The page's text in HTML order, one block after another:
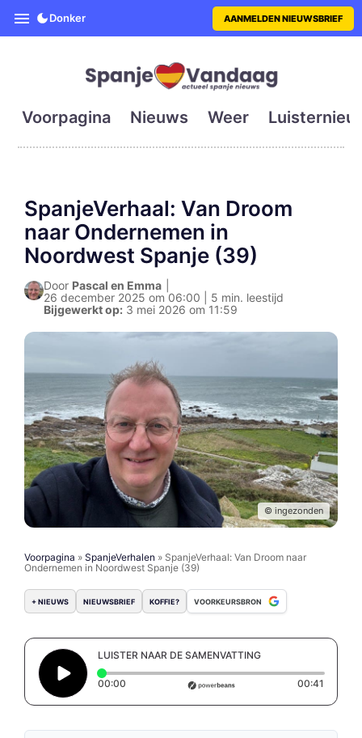
SpanjeVandaag is de eerste
Donker AANMELDEN NIEUWSBRIEF
Voorpagina Nieuws Weer
SpanjeVerhaal: Van Droom
naar Ondernemen in
Noordwest Spanje (39)
Door Pascal en Emma
26 december 2025 om 06:00 | 5 min. leestijd
Bijgewerkt op: 3 mei 2026 om 11:59
© ingezonden
Voorpagina » SpanjeVerhalen » SpanjeVerhaal: Van Droom naar
Ondernemen in Noordwest Spanje (39)
+ NIEUWS NIEUWSBRIEF KOFFIE? VOORKEURSBRON
LUISTER NAAR DE SAMENVATTING
00:00 Elapsed time: 0 seconds 00:41